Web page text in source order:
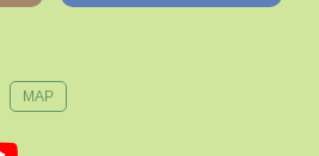
MAP